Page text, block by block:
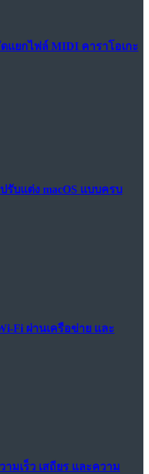
แยกไฟล์ MIDI คาราโอเกะ
บแต่ง macOS แบบครบ
Fi ผ่านเครือข่าย และ
ามเร็ว เสถียร และความ